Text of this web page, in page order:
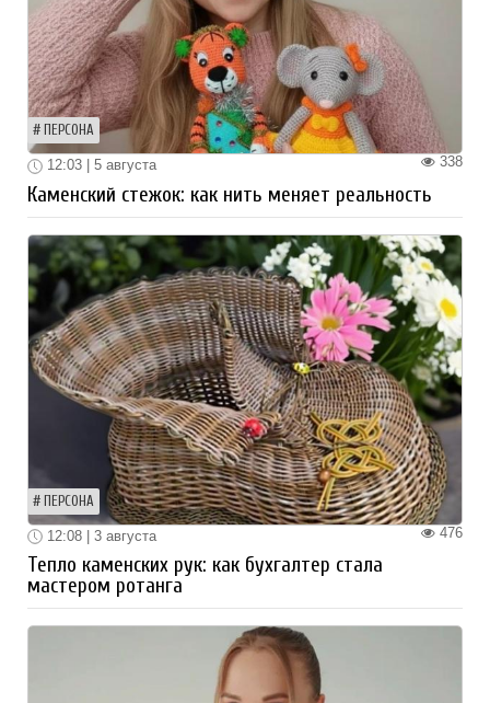
ПЕРСОНА
338
12:03 | 5 августа
Каменский стежок: как нить меняет реальность
ПЕРСОНА
476
12:08 | 3 августа
Тепло каменских рук: как бухгалтер стала
мастером ротанга